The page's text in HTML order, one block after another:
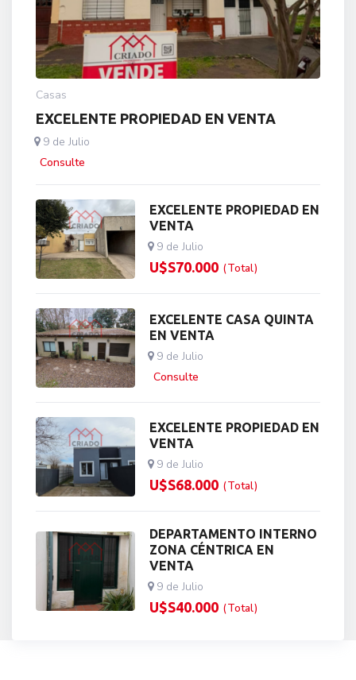
Casas
EXCELENTE PROPIEDAD EN VENTA
9 de Julio
Consulte
EXCELENTE PROPIEDAD EN
VENTA
9 de Julio
U$S70.000 (Total)
EXCELENTE CASA QUINTA
EN VENTA
9 de Julio
Consulte
EXCELENTE PROPIEDAD EN
VENTA
9 de Julio
U$S68.000 (Total)
DEPARTAMENTO INTERNO
ZONA CÉNTRICA EN
VENTA
9 de Julio
U$S40.000 (Total)